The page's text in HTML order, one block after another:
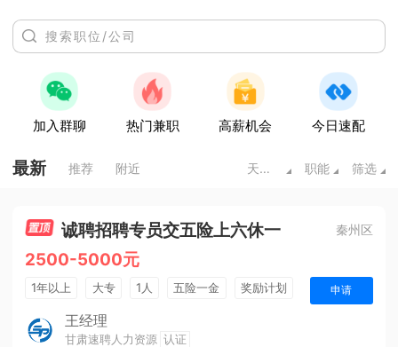
加入群聊 热门兼职 高薪机会 今日速配
最新 推荐 附近 天水甘肃 职能 筛选
诚聘招聘专员交五险上六休一 秦州区
2500-5000元
1年以上 大专 1人 五险一金
奖励计划
销售奖金
申请
王经理
甘肃速聘人力资源 认证